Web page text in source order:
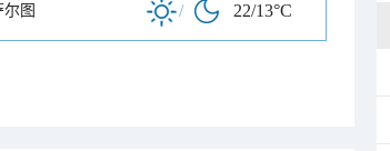
尔图 / 22/13°C